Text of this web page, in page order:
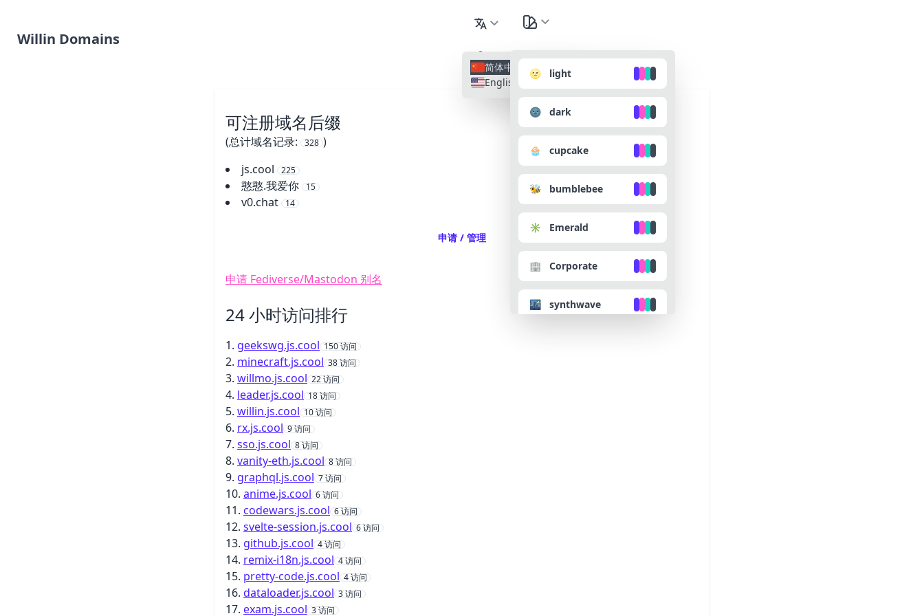
Willin Domains
简体中文
English
🌝 light
🌚 dark
🧁 cupcake
🐝 bumblebee
✳️ Emerald
🏢 Corporate
🌃 synthwave
可注册域名后缀
(总计域名记录: 328 )
js.cool
225
憨憨.我爱你 15
v0.chat 14
申请 / 管理
申请 Fediverse/Mastodon 别名
24 小时访问排行
geekswg.js.cool 150访问
minecraft.js.cool 38访问
willmo.js.cool 22访问
leader.js.cool 18访问
willin.js.cool 10访问
rx.js.cool 9访问
sso.js.cool 8访问
vanity-eth.js.cool 8访问
graphql.js.cool 7访问
anime.js.cool 6访问
codewars.js.cool 6访问
svelte-session.js.cool 6访问
github.js.cool 4访问
remix-i18n.js.cool 4访问
pretty-code.js.cool 4访问
dataloader.js.cool 3访问
exam.js.cool 3访问